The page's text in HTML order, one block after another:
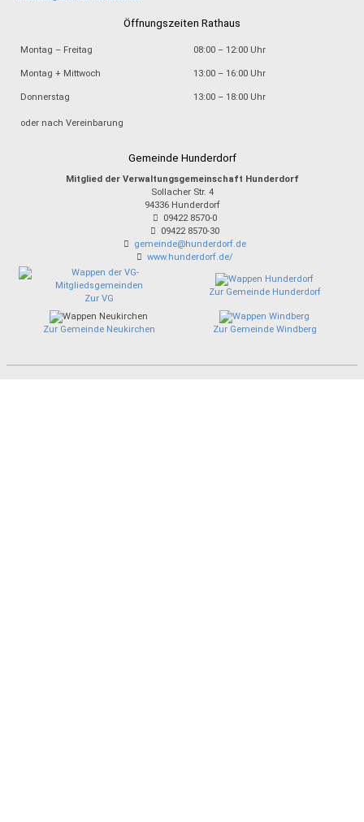
Öffnungszeiten Rathaus
Montag – Freitag 08:00 – 12:00 Uhr
Montag + Mittwoch 13:00 – 16:00 Uhr
Donnerstag 13:00 – 18:00 Uhr
oder nach Vereinbarung
Gemeinde Hunderdorf
Mitglied der Verwaltungsgemeinschaft Hunderdorf
Sollacher Str. 4
94336 Hunderdorf
09422 8570-0
09422 8570-30
gemeinde@hunderdorf.de
www.hunderdorf.de/
Zur VG
Zur Gemeinde Hunderdorf
Zur Gemeinde Neukirchen Zur Gemeinde Windberg